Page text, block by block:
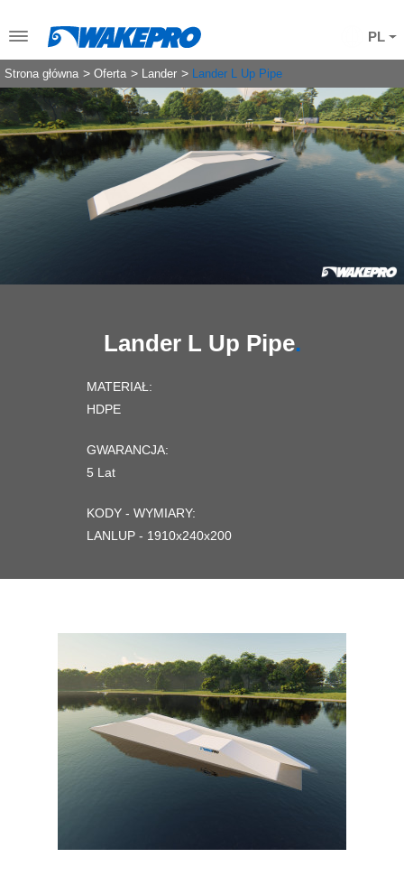
PL
Strona główna Oferta Lander Lander L Up Pipe
Lander L Up Pipe
MATERIAŁ:
HDPE
GWARANCJA:
5 Lat
KODY - WYMIARY:
LANLUP - 1910x240x200